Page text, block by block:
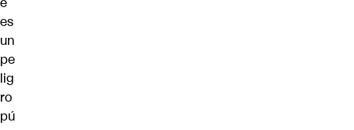
es
un
pe
lig
ro
pú